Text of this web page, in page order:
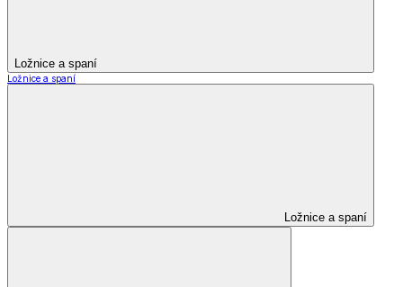
Ložnice a spaní
Ložnice a spaní
Ložnice a spaní